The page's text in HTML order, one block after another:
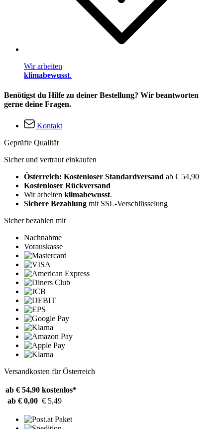
Wir arbeiten
klimabewusst.
Benötigst du Hilfe zu deiner Bestellung? Wir beantworten
gerne deine Fragen.
Kontakt
Geprüfte Qualität
Sicher und vertraut einkaufen
Österreich: Kostenloser Standardversand ab € 54,90
Kostenloser Rückversand
Wir arbeiten klimabewusst.
Sichere Bezahlung mit SSL-Verschlüsselung
Sicher bezahlen mit
Nachnahme
Vorauskasse
Versandkosten für Österreich
ab € 54,90 kostenlos*
ab € 0,00 € 5,49